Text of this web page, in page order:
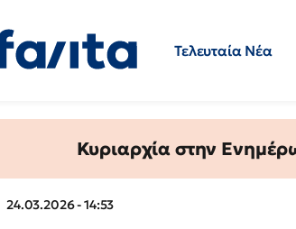
Τελευταία Νέα
Κυριαρχία στην
24.03.2026 - 14:53